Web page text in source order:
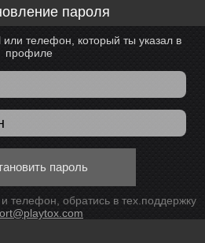
пароля
телефон, который ты указал в
профиле
пароль
телефон, обратись в тех.поддержку